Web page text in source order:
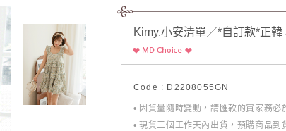
Kimy.小安清單／*自訂款*正
Code : D2208055GN
• 因貨量隨時變動，請匯款的買家務
• 現貨三個工作天內出貨，預購商品